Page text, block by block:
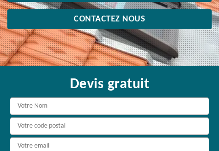
CONTACTEZ NOUS
Devis gratuit